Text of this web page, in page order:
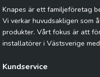
Knapes är ett familjeföretag
Vi verkar huvudsakligen som
produkter. Vårt fokus är att
installatörer i Västsverige
Kundservice